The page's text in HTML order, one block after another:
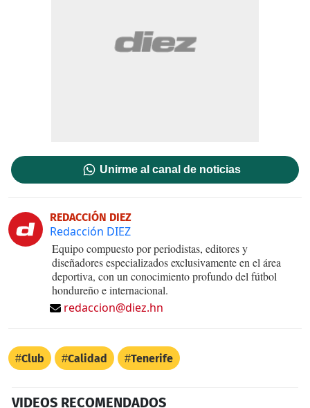
Unirme al canal de noticias
REDACCIÓN DIEZ
Redacción DIEZ
Equipo compuesto por periodistas, editores y
diseñadores especializados exclusivamente en el área
deportiva, con un conocimiento profundo del fútbol
hondureño e internacional.
redaccion@diez.hn
Club Calidad Tenerife
VIDEOS RECOMENDADOS